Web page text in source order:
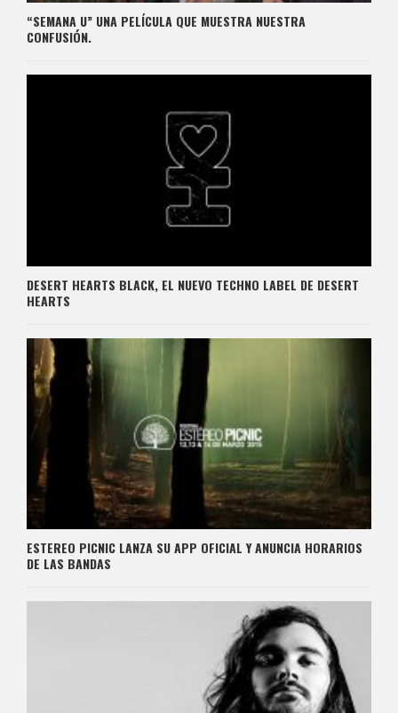
“SEMANA U” UNA PELÍCULA QUE MUESTRA NUESTRA
CONFUSIÓN.
DESERT HEARTS BLACK, EL NUEVO TECHNO LABEL DE DESERT
HEARTS
ESTEREO PICNIC LANZA SU APP OFICIAL Y ANUNCIA HORARIOS
DE LAS BANDAS